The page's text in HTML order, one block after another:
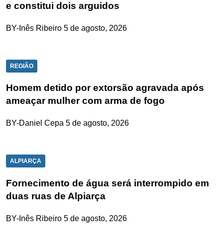
e constitui dois arguidos
BY-Inês Ribeiro 5 de agosto, 2026
REGIÃO
Homem detido por extorsão agravada após
ameaçar mulher com arma de fogo
BY-Daniel Cepa 5 de agosto, 2026
ALPIARÇA
Fornecimento de água será interrompido em
duas ruas de Alpiarça
BY-Inês Ribeiro 5 de agosto, 2026